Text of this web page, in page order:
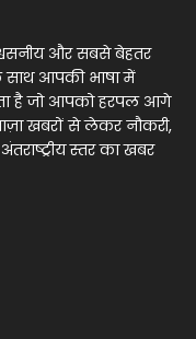
और सबसे बेहतर
साथ आपकी भाषा में
है जो आपको हरपल आगे
खबरों से लेकर नौकरी,
स्तर का खबर